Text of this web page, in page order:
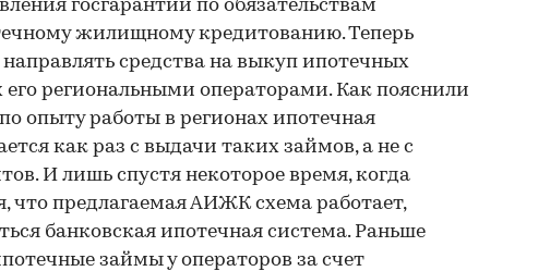
госгарантий по обязательствам
жилищному кредитованию. Теперь
средства на выкуп ипотечных
региональными операторами. Как пояснили
опыту работы в регионах ипотечная
как раз с выдачи таких займов, а не с
И лишь спустя некоторое время, когда
что предлагаемая АИЖК схема работает,
банковская ипотечная система. Раньше
займы у операторов за счет